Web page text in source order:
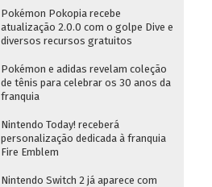
Pokémon Pokopia recebe
atualização 2.0.0 com o golpe Dive e
diversos recursos gratuitos
Pokémon e adidas revelam coleção
de tênis para celebrar os 30 anos da
franquia
Nintendo Today! receberá
personalização dedicada à franquia
Fire Emblem
Nintendo Switch 2 já aparece com